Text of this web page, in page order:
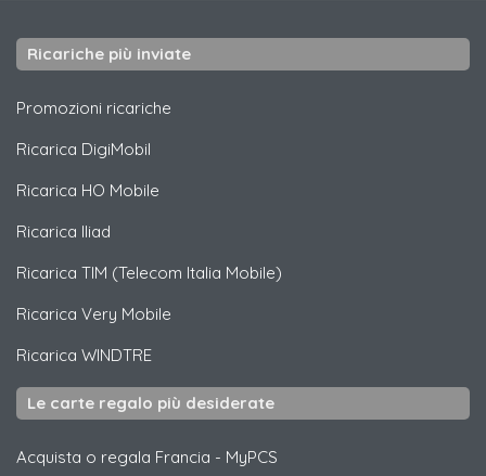
Ricariche più inviate
Promozioni ricariche
Ricarica DigiMobil
Ricarica HO Mobile
Ricarica Iliad
Ricarica TIM (Telecom Italia Mobile)
Ricarica Very Mobile
Ricarica WINDTRE
Le carte regalo più desiderate
Acquista o regala Francia - MyPCS